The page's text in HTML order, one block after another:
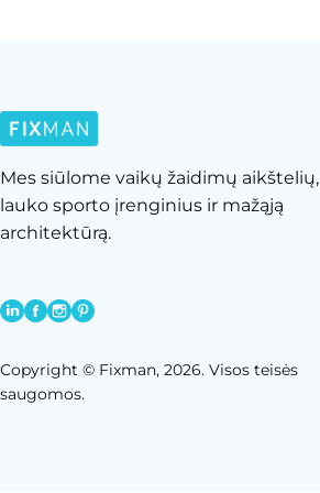
Mes siūlome vaikų žaidimų aikštelių,
lauko sporto įrenginius ir mažąją
architektūrą.
Copyright © Fixman, 2026. Visos teisės
saugomos.